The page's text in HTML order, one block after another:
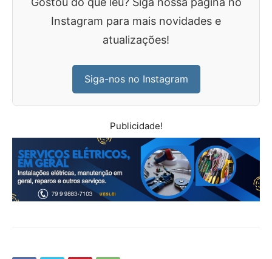
Instagram para mais novidades e
atualizações!
Siga-nos no Instagram
Publicidade!